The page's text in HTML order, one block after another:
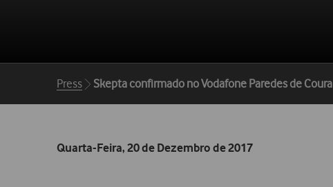
Breadcrumbs
Press Skepta confirmado no Vodafone Paredes de Coura
Quarta-Feira, 20 de Dezembro de 2017